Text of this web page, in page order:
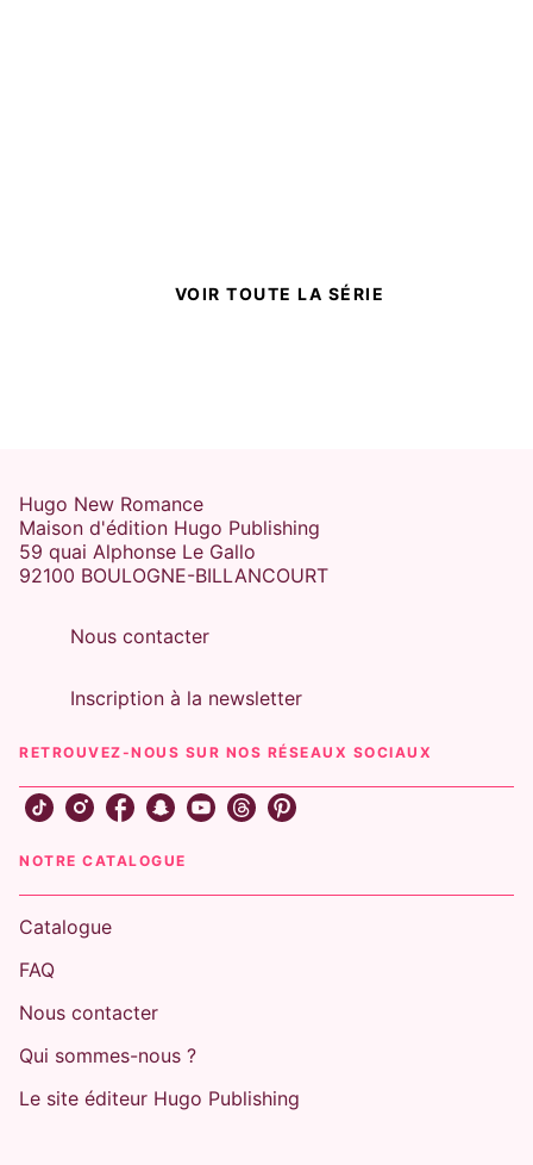
SOULMATE MAGIE
Tome 03
Sapir A. Englard
VOIR TOUTE LA SÉRIE
Hugo New Romance
Maison d'édition Hugo Publishing
59 quai Alphonse Le Gallo
92100 BOULOGNE-BILLANCOURT
Nous contacter
Inscription à la newsletter
RETROUVEZ-NOUS SUR NOS RÉSEAUX SOCIAUX
NOTRE CATALOGUE
Catalogue
FAQ
Nous contacter
Qui sommes-nous ?
Le site éditeur Hugo Publishing